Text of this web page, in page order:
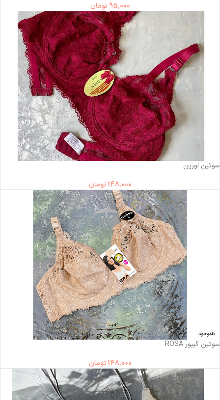
95,000 تومان
سوتین لورین
148,000 تومان
ناموجود
سوتین گیپور ROSA
148,000 تومان